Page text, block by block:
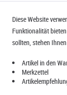
Diese Website
Funktionalität
sollten, stehen
Artikel in den
Merkzettel